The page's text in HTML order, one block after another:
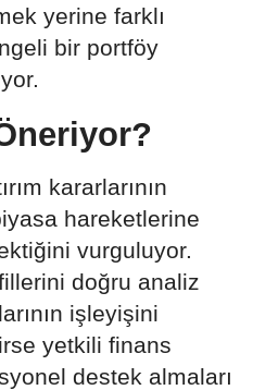
yerine farklı
bir portföy
kararlarının
hareketlerine
vurguluyor.
doğru analiz
işleyişini
yetkili finans
destek almaları